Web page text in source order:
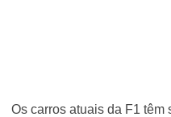
Os carros atuais da F1 têm